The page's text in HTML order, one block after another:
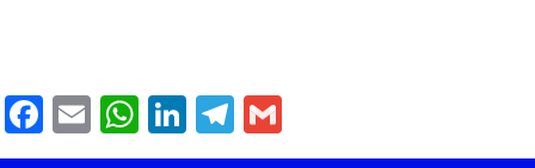
F
a
E
m
W
h
Li
n
T
el m